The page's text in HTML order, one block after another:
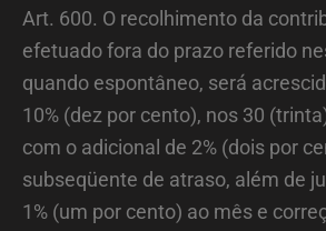
Art. 600. O recolhimento da
efetuado fora do prazo referido
quando espontâneo, será
10% (dez por cento), nos 30
com o adicional de 2% (dois por
subseqüente de atraso, além de
1% (um por cento) ao mês e